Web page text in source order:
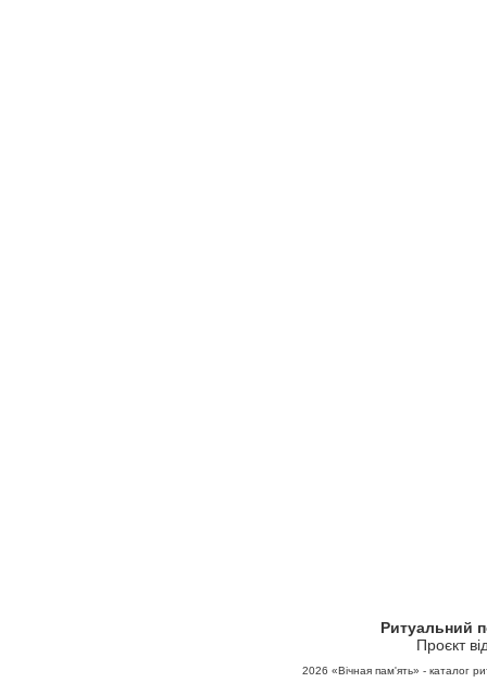
Ритуальний
Проєкт
2026 «Вічная пам'ять» - каталог